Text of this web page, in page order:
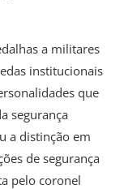
a militares
institucionais
que
segurança
a distinção em
de segurança
pelo coronel